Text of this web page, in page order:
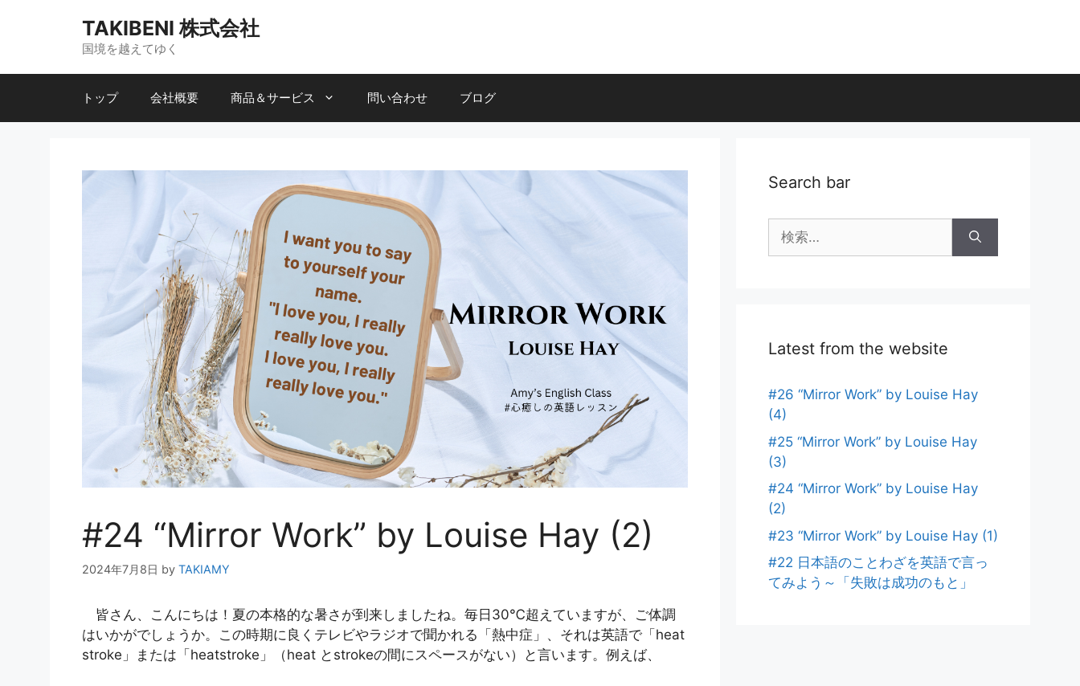
TAKIBENI 株式会社
国境を越えてゆく
トップ 会社概要 商品＆サービス 問い合わせ ブログ
#24 “Mirror Work” by Louise Hay (2)
2024年7月8日 by TAKIAMY
皆さん、こんにちは！夏の本格的な暑さが到来しましたね。毎日30℃超えていますが、ご体調
はいかがでしょうか。この時期に良くテレビやラジオで聞かれる「熱中症」、それは英語で「heat
stroke」または「heatstroke」（heat とstrokeの間にスペースがない）と言います。例えば、
Search bar
索:
Latest from the website
#26 “Mirror Work” by Louise Hay
(4)
#25 “Mirror Work” by Louise Hay
(3)
#24 “Mirror Work” by Louise Hay
(2)
#23 “Mirror Work” by Louise Hay (1)
#22 日本語のことわざを英語で言っ
てみよう～「失敗は成功のもと」